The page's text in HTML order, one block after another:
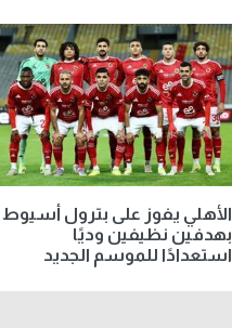
الأهلي يفوز على بترول أسيوط
بهدفين نظيفين وديًا
استعدادًا للموسم الجديد